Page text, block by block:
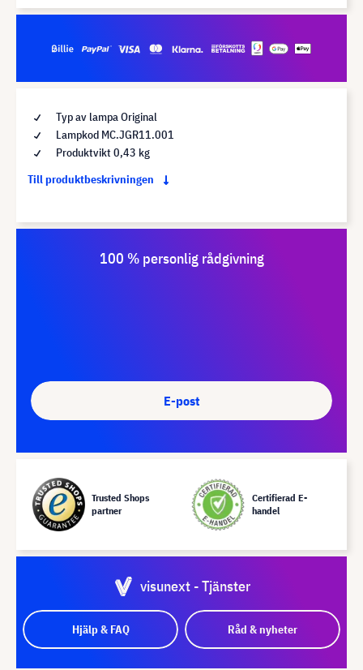
Typ av lampa Original
Lampkod MC.JGR11.001
Produktvikt 0,43 kg
Till produktbeskrivningen
100 % personlig rådgivning
E-post
Trusted Shops
partner
Certifierad E-
handel
visunext - Tjänster
Hjälp & FAQ Råd & nyheter